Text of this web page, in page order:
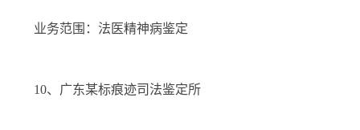
业务范围：法医精神病鉴定
10、广东某标痕迹司法鉴定所